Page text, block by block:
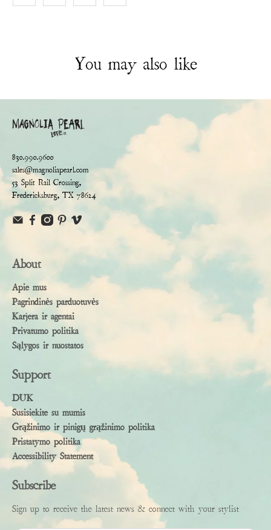
You may also like
830.990.9600
sales@magnoliapearl.com
53 Split Rail Crossing,
Fredericksburg, TX 78624
About
Apie mus
Pagrindinės parduotuvės
Karjera ir agentai
Privatumo politika
Sąlygos ir nuostatos
Support
DUK
Susisiekite su mumis
Grąžinimo ir pinigų grąžinimo politika
Pristatymo politika
Accessibility Statement
Subscribe
Sign up to receive the latest news & connect with your stylist